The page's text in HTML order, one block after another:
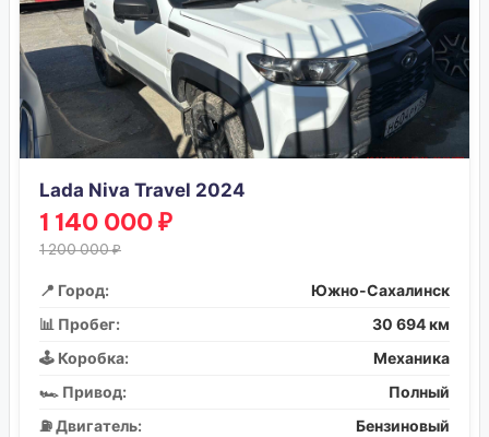
Lada Niva Travel 2024
1 140 000 ₽
1 200 000 ₽
📍 Город:
Южно-Сахалинск
📊 Пробег:
30 694 км
🕹️ Коробка:
Механика
🏎️ Привод:
Полный
⛽ Двигатель:
Бензиновый